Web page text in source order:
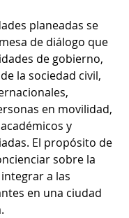
planeadas se
de diálogo que
de gobierno,
la sociedad civil,
en movilidad,
y
El propósito de
sobre la
a las
en una ciudad